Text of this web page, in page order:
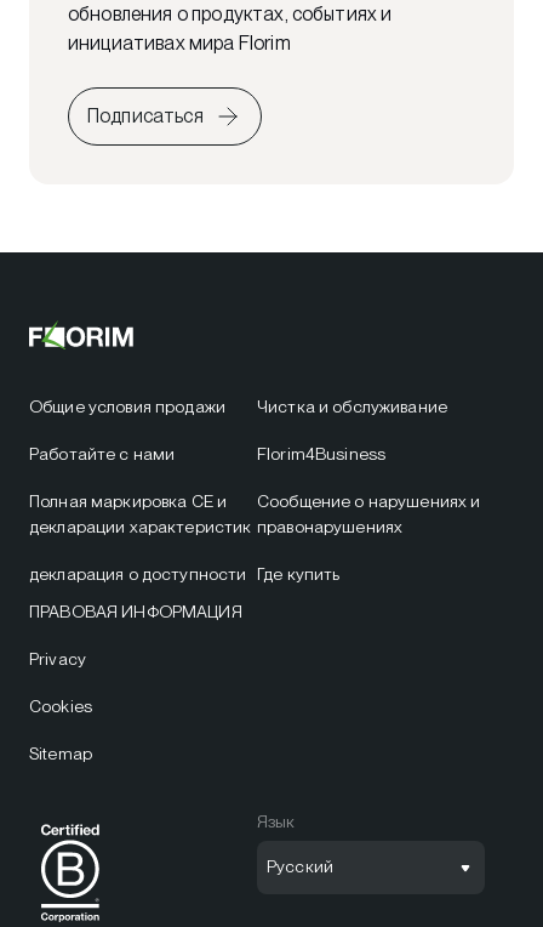
обновления о продуктах, событиях и
инициативах мира Florim
Подписаться
Общие условия продажи
Работайте с нами
Полная маркировка CE и
декларации характеристик
декларация о доступности
Чистка и обслуживание
Florim4Business
Сообщение о нарушениях и
правонарушениях
Где купить
ПРАВОВАЯ ИНФОРМАЦИЯ
Privacy
Cookies
Sitemap
Язык
Русский